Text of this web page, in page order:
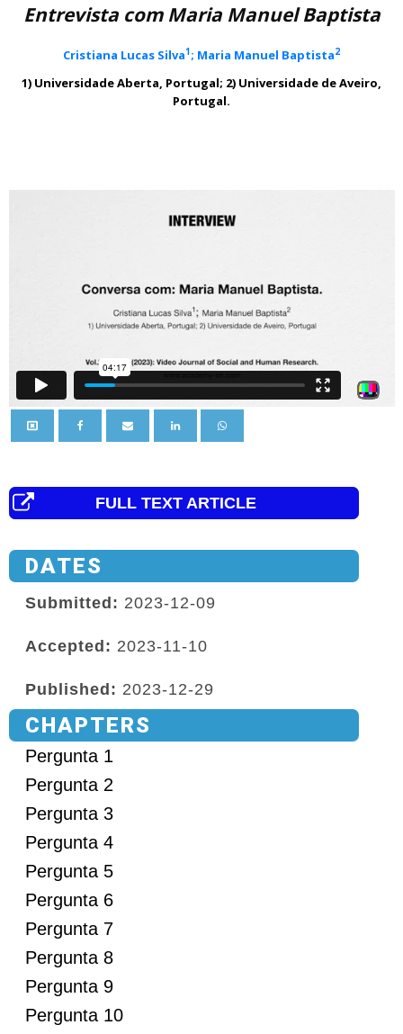
Entrevista com Maria Manuel Baptista
Cristiana Lucas Silva1; Maria Manuel Baptista2
1) Universidade Aberta, Portugal; 2) Universidade de Aveiro,
Portugal.
FULL TEXT ARTICLE
DATES
Submitted: 2023-12-09
Accepted: 2023-11-10
Published: 2023-12-29
CHAPTERS
Pergunta 1
Pergunta 2
Pergunta 3
Pergunta 4
Pergunta 5
Pergunta 6
Pergunta 7
Pergunta 8
Pergunta 9
Pergunta 10